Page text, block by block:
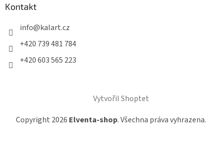
Kontakt
info@kalart.cz
+420 739 481 784
+420 603 565 223
Vytvořil Shoptet
Copyright 2026 Elventa-shop. Všechna práva vyhrazena.